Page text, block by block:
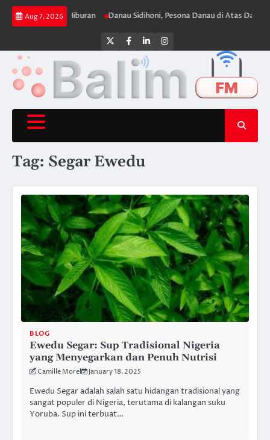
Skip
Aug 7, 2026
di Dunia Hiburan Danau Sidihoni, Pesona Danau di Atas Danau
Twitter
Facebook
LinkedInInstagram
Tag: Segar Ewedu
BLOG
Ewedu Segar: Sup Tradisional Nigeria
yang Menyegarkan dan Penuh Nutrisi
Camille Morel January 18, 2025
Ewedu Segar adalah salah satu hidangan tradisional yang
sangat populer di Nigeria, terutama di kalangan suku
Yoruba. Sup ini terbuat…